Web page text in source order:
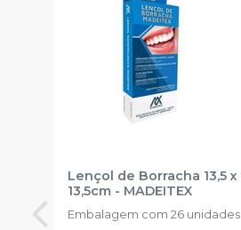
Lençol de Borracha 13,5 x
13,5cm - MADEITEX
Embalagem com 26 unidades.